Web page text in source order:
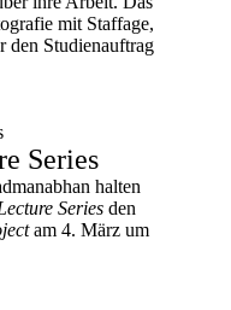
mit Staffage,
den Studienauftrag
Series
halten
Series den
am 4. März um